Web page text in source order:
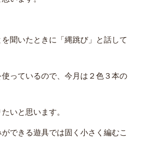
聞いたときに「縄跳び」と話して
っているので、今月は２色３本の
いと思います。
できる遊具では固く小さく編むこ